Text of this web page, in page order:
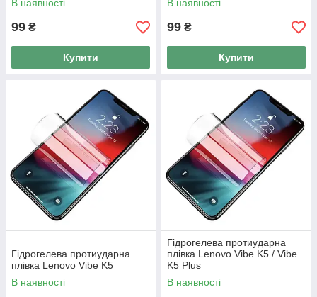
В наявності
99 ₴
Купити
В наявності
99 ₴
Купити
Гідрогелева протиударна
плівка Lenovo Vibe K5
В наявності
Гідрогелева протиударна
плівка Lenovo Vibe K5 / Vibe
K5 Plus
В наявності